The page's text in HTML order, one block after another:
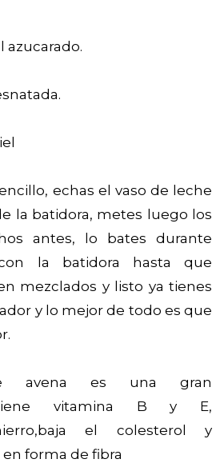
azucarado.
echas el vaso de leche
la batidora, metes luego los
antes, lo bates durante
la batidora hasta que
mezclados y listo ya tienes
y lo mejor de todo es que
avena es una gran
vitamina B y E,
el colesterol y
forma de fibra